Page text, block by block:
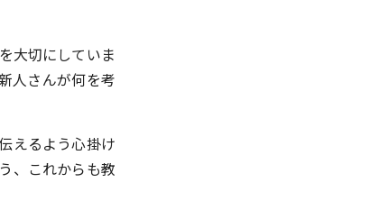
大切にしていま
人さんが何を考
えるよう心掛け
、これからも教